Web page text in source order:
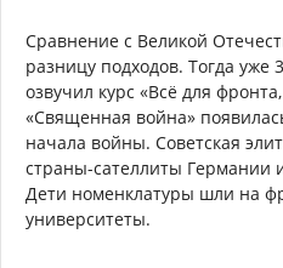
Сравнение с Великой
разницу подходов. Тогда уже
озвучил курс «Всё для
«Священная война»
начала войны. Советская
страны-сателлиты Германии
Дети номенклатуры шли на
университеты.